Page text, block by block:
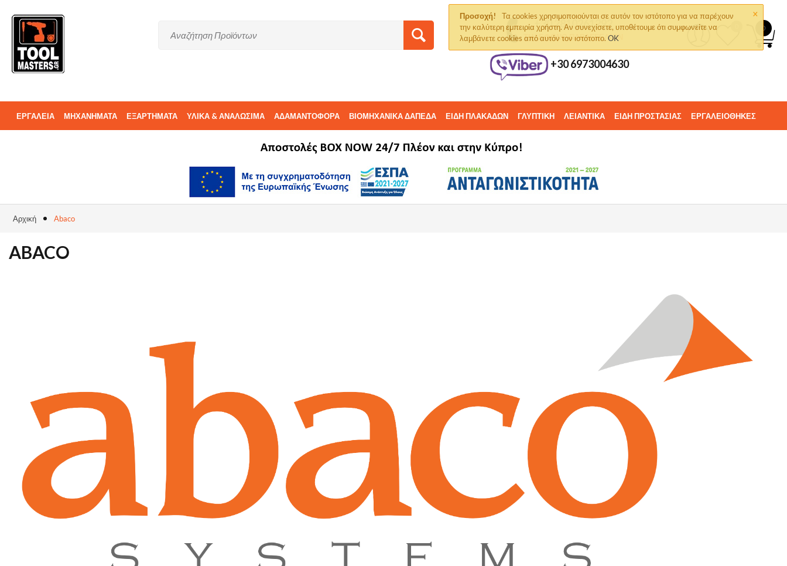
×
Προσοχή!
Τα cookies χρησιμοποιούνται σε αυτόν τον ιστότοπο για να παρέχουν
την καλύτερη εμπειρία χρήστη. Αν συνεχίσετε, υποθέτουμε ότι συμφωνείτε να
λαμβάνετε cookies από αυτόν τον ιστότοπο.OK
+30 2810261292
ΤΗΛΈΦΩΝΟ ΠΑΡΑΓΓΕΛΙΏΝ
+30 6973004630
0
ΕΡΓΑΛΕΙΑ ΜΗΧΑΝΗΜΑΤΑ ΕΞΑΡΤΗΜΑΤΑ ΥΛΙΚΑ & ΑΝΑΛΩΣΙΜΑ ΑΔΑΜΑΝΤΟΦΟΡΑ ΒΙΟΜΗΧΑΝΙΚΑ ΔΑΠΕΔΑ ΕΙΔΗ ΠΛΑΚΑΔΩΝ ΓΛΥΠΤΙΚΗ ΛΕΙΑΝΤΙΚΑ ΕΙΔΗ ΠΡΟΣΤΑΣΙΑΣ ΕΡΓΑΛΕΙΟΘΗΚΕΣ
Αρχική Abaco
ABACO